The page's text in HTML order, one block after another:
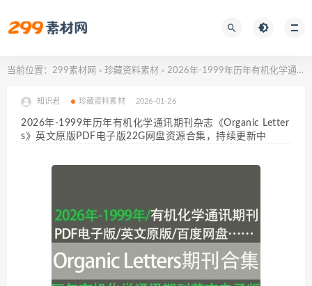
当前位置： 299素材网 > 珍藏资料素材 > 2026年-1999年历年有机化学通讯期刊杂志《Organic Letters》英文原版PDF电子版22G网盘资源合集，持续更新中
知识君 珍藏资料素材 2026-01-26
2026年-1999年历年有机化学通讯期刊杂志《Organic Letter
s》英文原版PDF电子版22G网盘资源合集，持续更新中